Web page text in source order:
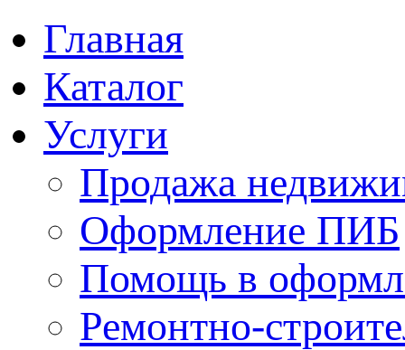
Главная
Каталог
Услуги
Продажа
Оформление ПИБ
Помощь в
Ремонтно-